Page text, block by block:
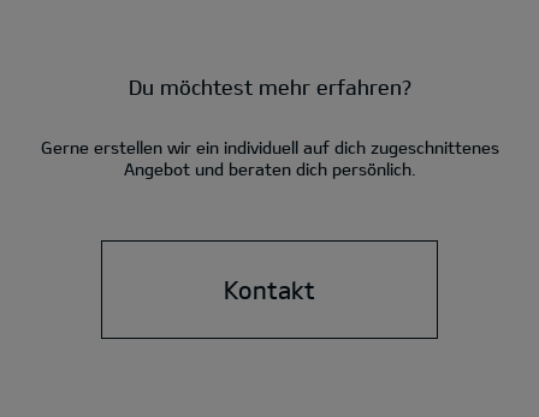
Du möchtest mehr erfahren?
Gerne erstellen wir ein individuell auf dich zugeschnittenes
Angebot und beraten dich persönlich.
Kontakt